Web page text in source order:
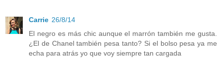
Carrie 26/8/14
El negro es más chic aunque el marrón también me gusta.
¿El de Chanel también pesa tanto? Si el bolso pesa ya me
echa para atrás yo que voy siempre tan cargada